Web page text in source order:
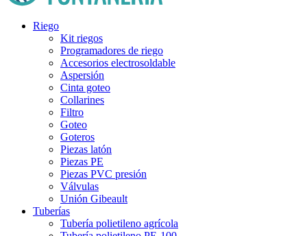
Riego
Kit riegos
Programadores de riego
Accesorios electrosoldable
Aspersión
Cinta goteo
Collarines
Filtro
Goteo
Goteros
Piezas latón
Piezas PE
Piezas PVC presión
Válvulas
Unión Gibeault
Tuberías
Tubería polietileno agrícola